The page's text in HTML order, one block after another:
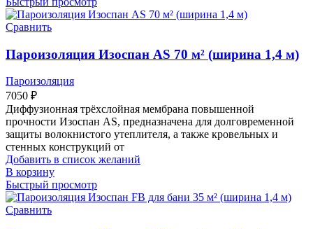
Сравнить
Пароизоляция Изоспан AS 70 м² (ширина 1,4 м)
Пароизоляция
7050 ₽
Диффузионная трёхслойная мембрана повышенной
прочности Изоспан AS, предназначена для долговременной
защиты волокнистого утеплителя, а также кровельных и
стенных конструкций от
Добавить в список желаний
В корзину
Быстрый просмотр
Сравнить